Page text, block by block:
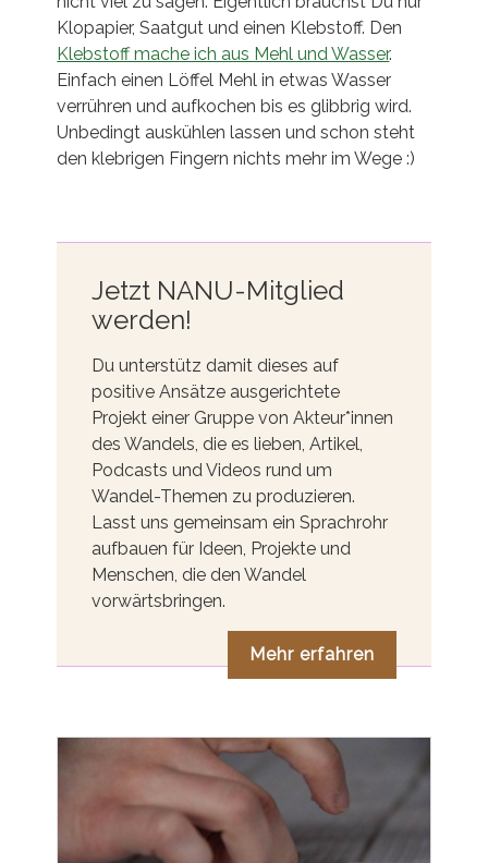
Klopapier, Saatgut und einen Klebstoff. Den
Klebstoff mache ich aus Mehl und Wasser.
Einfach einen Löffel Mehl in etwas Wasser
verrühren und aufkochen bis es glibbrig wird.
Unbedingt auskühlen lassen und schon steht
den klebrigen Fingern nichts mehr im Wege :)
Jetzt NANU-Mitglied
werden!
Du unterstütz damit dieses auf
positive Ansätze ausgerichtete
Projekt einer Gruppe von Akteur*innen
des Wandels, die es lieben, Artikel,
Podcasts und Videos rund um
Wandel-Themen zu produzieren.
Lasst uns gemeinsam ein Sprachrohr
aufbauen für Ideen, Projekte und
Menschen, die den Wandel
vorwärtsbringen.
Mehr erfahren